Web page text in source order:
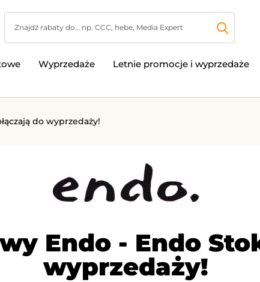
Wyprzedaże Letnie promocje i wyprzedaże
do wyprzedaży!
Endo - Endo
wyprzedaży!